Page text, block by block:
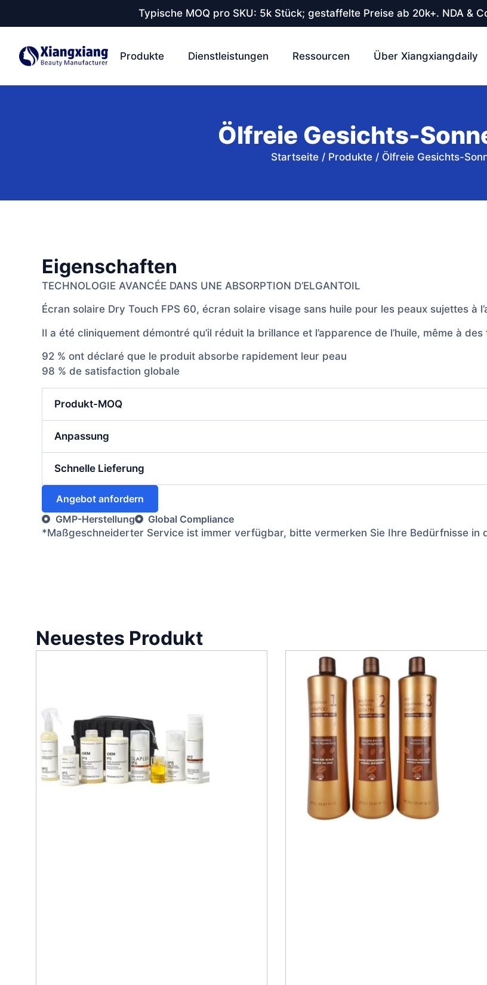
Typische MOQ pro SKU: 5k Stück; gestaffelte Preise ab 20k+. NDA &
Produkte Dienstleistungen Ressourcen Über Xiangxiangdaily
Ölfreie Gesichts-
Startseite/ Produkte/ Ölfreie Gesichts-
Eigenschaften
TECHNOLOGIE AVANCÉE DANS UNE ABSORPTION D’ELGANTOIL
Écran solaire Dry Touch FPS 60, écran solaire visage sans huile pour les peaux sujettes à
Il a été cliniquement démontré qu’il réduit la brillance et l’apparence de l’huile, même à
92 % ont déclaré que le produit absorbe rapidement leur peau
98 % de satisfaction globale
Produkt-MOQ
Anpassung
Schnelle Lieferung
Angebot anfordern
GMP-Herstellung
Global Compliance
*Maßgeschneiderter Service ist immer verfügbar, bitte vermerken Sie Ihre Bedürfnisse in
Neuestes Produkt